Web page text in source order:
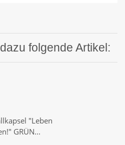
folgende Artikel: